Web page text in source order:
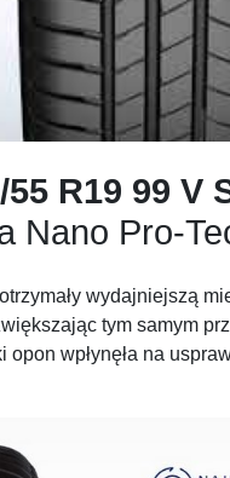
R19 99 V
Nano Pro-
otrzymały wydajniejszą
tym samym
wpłynęła na